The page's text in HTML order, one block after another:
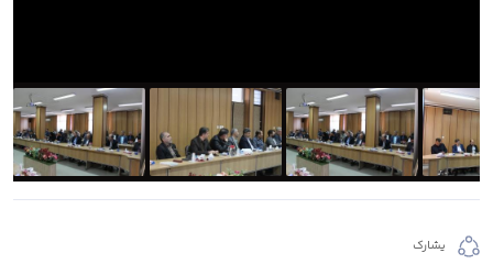
يشارك